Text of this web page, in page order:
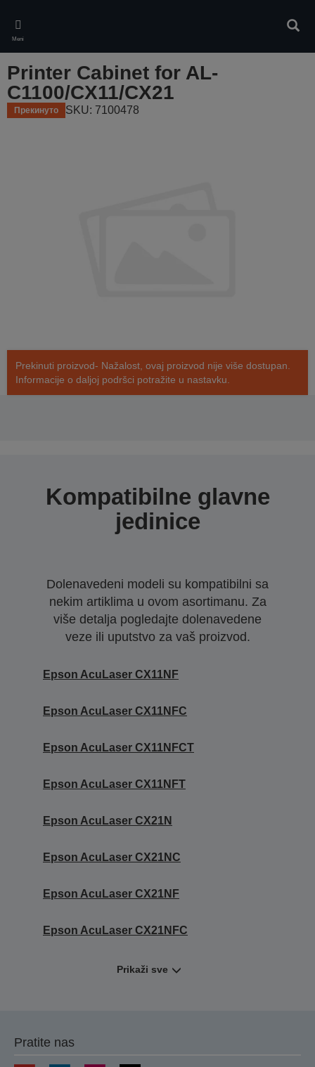
main
content
Meni
Printer Cabinet for AL-
C1100/CX11/CX21
Прекинуто SKU: 7100478
Prekinuti proizvod- Nažalost, ovaj proizvod nije više dostupan.
Informacije o daljoj podršci potražite u nastavku.
Kompatibilne glavne
jedinice
Dolenavedeni modeli su kompatibilni sa
nekim artiklima u ovom asortimanu. Za
više detalja pogledajte dolenavedene
veze ili uputstvo za vaš proizvod.
Epson AcuLaser CX11NF
Epson AcuLaser CX11NFC
Epson AcuLaser CX11NFCT
Epson AcuLaser CX11NFT
Epson AcuLaser CX21N
Epson AcuLaser CX21NC
Epson AcuLaser CX21NF
Epson AcuLaser CX21NFC
Prikaži sve
Pratite nas